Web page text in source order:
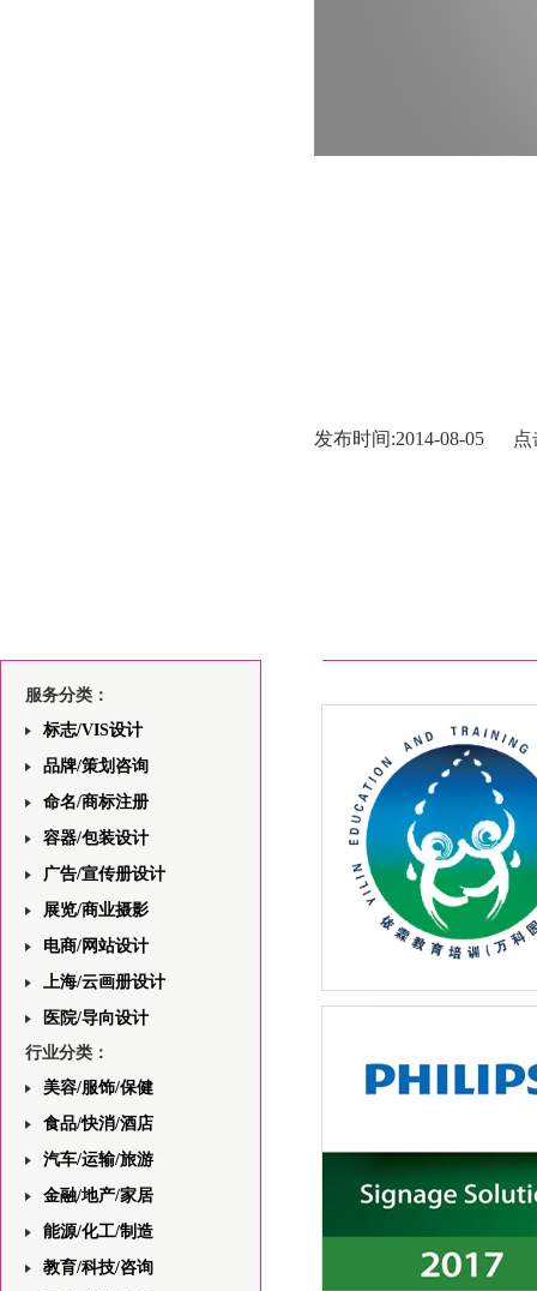
发布时间:2014-08-05 点
服务分类：
标志/VIS设计
品牌/策划咨询
命名/商标注册
容器/包装设计
广告/宣传册设计
展览/商业摄影
电商/网站设计
上海/云画册设计
医院/导向设计
行业分类：
美容/服饰/保健
食品/快消/酒店
汽车/运输/旅游
金融/地产/家居
能源/化工/制造
教育/科技/咨询
上海依霖教育中心网站前